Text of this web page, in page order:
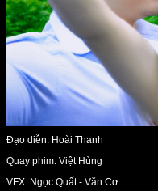
Đạo diễn: Hoài Thanh
Quay phim: Việt Hùng
VFX: Ngọc Quất - Văn Cơ